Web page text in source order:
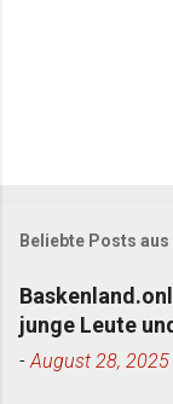
Beliebte Posts
junge Leute
- August 28, 2025